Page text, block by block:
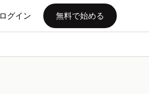
ログイン 無料で始める